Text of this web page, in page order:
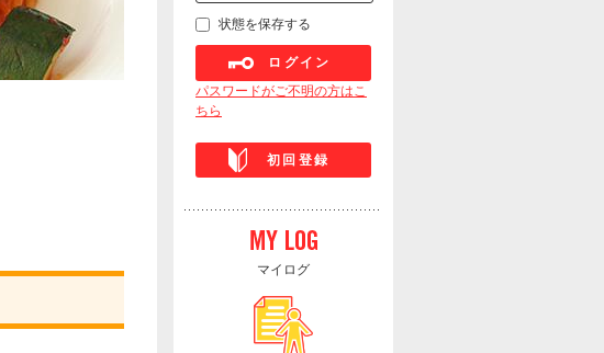
状態を保存する
ログイン
パスワードがご不明の方はこ
ちら
初回登録
マイログ